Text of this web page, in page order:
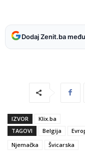
Dodaj Zenit.ba
IZVOR
Klix.ba
TAGOVI
Belgija
Njemačka
Švicarska